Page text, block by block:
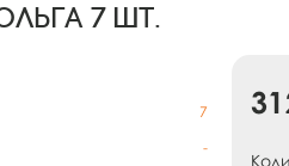
7 шт.
7
-